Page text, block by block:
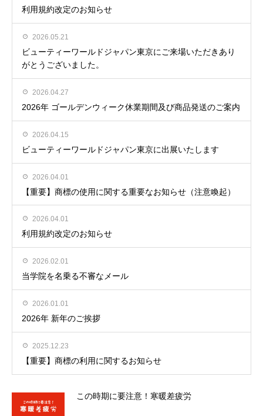
利用規約改定のお知らせ
2026.05.21
ビューティーワールドジャパン東京にご来場いただきあり
がとうございました。
2026.04.27
2026年 ゴールデンウィーク休業期間及び商品発送のご案内
2026.04.15
ビューティーワールドジャパン東京に出展いたします
2026.04.01
【重要】商標の使用に関する重要なお知らせ（注意喚起）
2026.04.01
利用規約改定のお知らせ
2026.02.01
当学院を名乗る不審なメール
2026.01.01
2026年 新年のご挨拶
2025.12.23
【重要】商標の利用に関するお知らせ
この時期に要注意！寒暖差疲労